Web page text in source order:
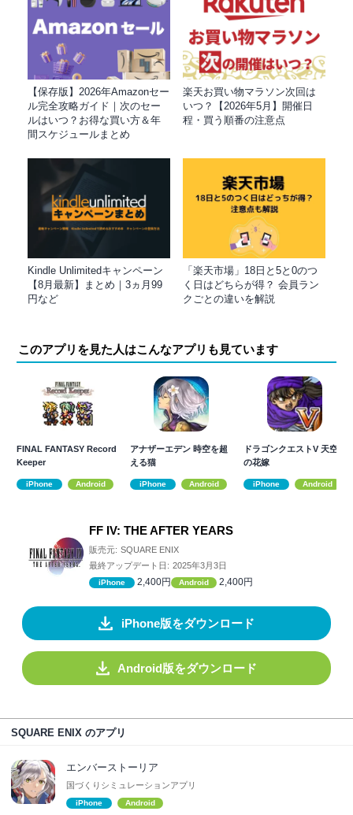
【保存版】2026年Amazonセー
ル完全攻略ガイド｜次のセー
ルはいつ？お得な買い方＆年
間スケジュールまとめ
楽天お買い物マラソン次回は
いつ？【2026年5月】開催日
程・買う順番の注意点
Kindle Unlimitedキャンペーン
【8月最新】まとめ｜3ヵ月99
円など
「楽天市場」18日と5と0のつ
く日はどちらが得？ 会員ラン
クごとの違いを解説
このアプリを見た人はこんなアプリも見ています
FINAL FANTASY Record
Keeper
iPhone Android
アナザーエデン 時空を超
える猫
iPhone Android
ドラゴンクエストV 天空
の花嫁
iPhone Android
FF IV: THE AFTER YEARS
販売元: SQUARE ENIX
最終アップデート日: 2025年3月3日
iPhone 2,400円 Android 2,400円
iPhone版をダウンロード
Android版をダウンロード
SQUARE ENIX のアプリ
エンバーストーリア
国づくりシミュレーションアプリ
iPhone Android